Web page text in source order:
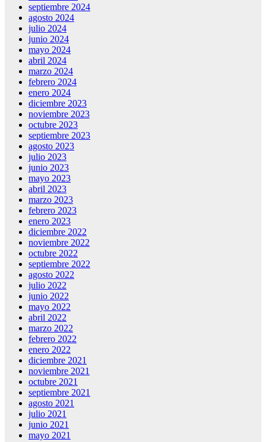
septiembre 2024
agosto 2024
julio 2024
junio 2024
mayo 2024
abril 2024
marzo 2024
febrero 2024
enero 2024
diciembre 2023
noviembre 2023
octubre 2023
septiembre 2023
agosto 2023
julio 2023
junio 2023
mayo 2023
abril 2023
marzo 2023
febrero 2023
enero 2023
diciembre 2022
noviembre 2022
octubre 2022
septiembre 2022
agosto 2022
julio 2022
junio 2022
mayo 2022
abril 2022
marzo 2022
febrero 2022
enero 2022
diciembre 2021
noviembre 2021
octubre 2021
septiembre 2021
agosto 2021
julio 2021
junio 2021
mayo 2021